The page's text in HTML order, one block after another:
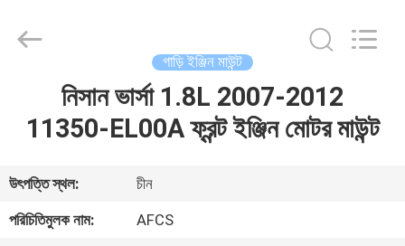
ভিডিও
PARTS
গাড়ি ইঞ্জিন মাউন্ট
নিসান ভার্সা 1.8L 2007-2012
11350-EL00A ফ্রন্ট ইঞ্জিন মোটর মাউন্ট
উৎপত্তি স্থল:
চীন
পরিচিতিমুলক নাম:
AFCS